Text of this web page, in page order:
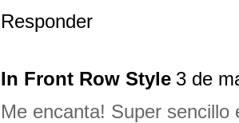
Responder
In Front Row Style 3 de
Me encanta! Super sencillo